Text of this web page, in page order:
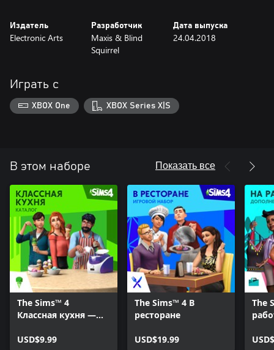
Издатель
Electronic Arts
Разработчик
Maxis & Blind
Squirrel
Дата выпуска
24.04.2018
Играть с
XBOX One XBOX Series X|S
В этом наборе Показать все
The Sims™ 4
Классная кухня —
USD$9.99
The Sims™ 4 В
ресторане
USD$19.99
The